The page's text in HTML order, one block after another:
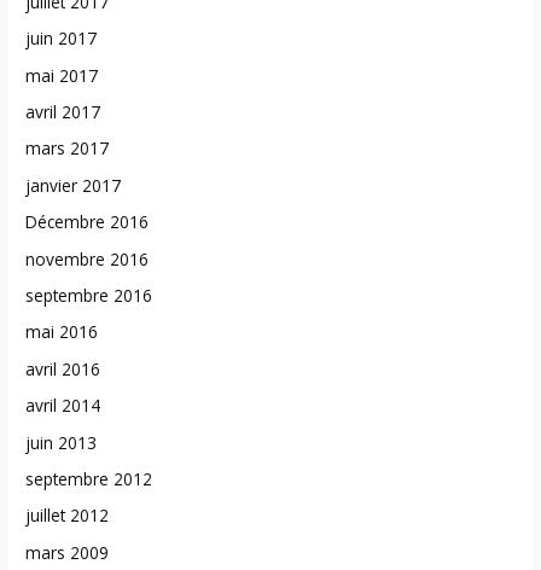
juin 2017
mai 2017
avril 2017
mars 2017
janvier 2017
Décembre 2016
novembre 2016
septembre 2016
mai 2016
avril 2016
avril 2014
juin 2013
septembre 2012
juillet 2012
mars 2009